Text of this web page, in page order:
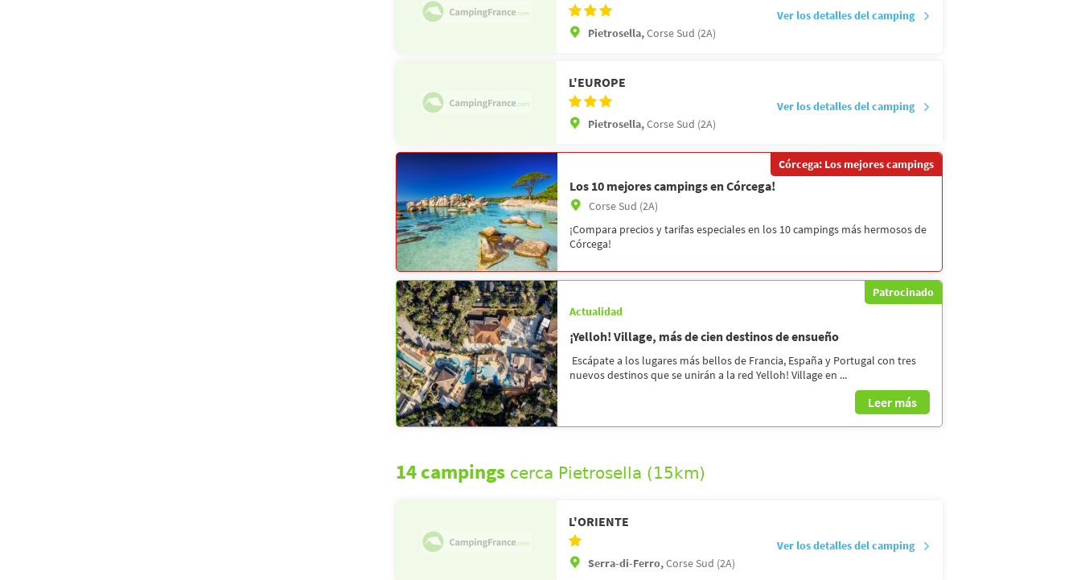
Pietrosella,Corse Sud (2A)
Ver los detalles del camping
L'EUROPE
Pietrosella,Corse Sud (2A)
Ver los detalles del camping
Córcega: Los mejores campings
Los 10 mejores campings en Córcega!
Corse Sud (2A)
¡Compara precios y tarifas especiales en los 10 campings más hermosos de
Córcega!
Patrocinado
Actualidad
¡Yelloh! Village, más de cien destinos de ensueño
Escápate a los lugares más bellos de Francia, España y Portugal con tres
nuevos destinos que se unirán a la red Yelloh! Village en ...
Leer más
14 campings cerca Pietrosella (15km)
L'ORIENTE
Serra-di-Ferro,Corse Sud (2A)
Ver los detalles del camping